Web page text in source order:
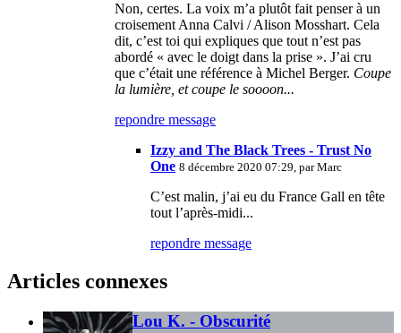
Non, certes. La voix m’a plutôt fait penser à un
croisement Anna Calvi / Alison Mosshart. Cela
dit, c’est toi qui expliques que tout n’est pas
abordé « avec le doigt dans la prise ». J’ai cru
que c’était une référence à Michel Berger. Coupe
la lumière, et coupe le soooon...
repondre message
Izzy and The Black Trees - Trust No
One 8 décembre 2020 07:29, parMarc
C’est malin, j’ai eu du France Gall en tête
tout l’après-midi...
repondre message
Articles connexes
Lou K. - Obscurité